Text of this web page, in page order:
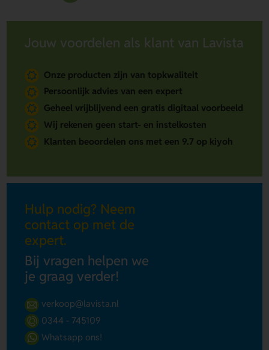
Jouw voordelen als klant van Lavista
Onze producten zijn van topkwaliteit
Persoonlijk advies van een expert
Geheel vrijblijvend een gratis digitaal voorbeeld
Wij rekenen geen start- en instelkosten
Klanten beoordelen ons met een 9.7 op kiyoh
Hulp nodig? Neem
contact op met de
expert.
Bij vragen helpen we
je graag verder!
verkoop@lavista.nl
0344 - 745109
Whatsapp ons!